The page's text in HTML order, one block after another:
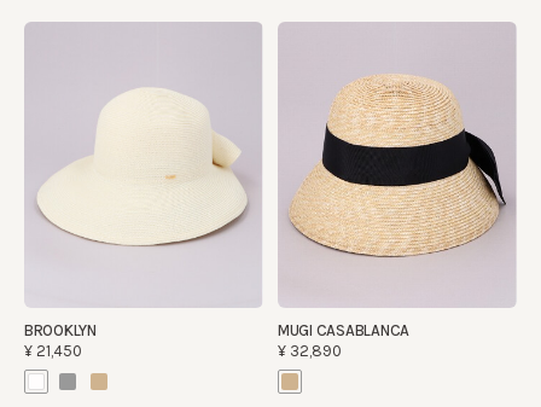
BROOKLYN
¥21,450
MUGI CASABLANCA
¥32,890